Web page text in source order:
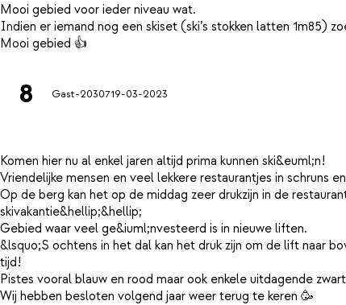
Mooi gebied voor ieder niveau wat.
Indien er iemand nog een skiset (ski’s stokken latten 1m85)
8 Gast-2030719-03-2023
Komen hier nu al enkel jaren altijd prima kunnen ski&euml;n!
Vriendelijke mensen en veel lekkere restaurantjes in schruns
Op de berg kan het op de middag zeer drukzijn in de
skivakantie&hellip;&hellip;
Gebied waar veel ge&iuml;nvesteerd is in nieuwe liften.
&lsquo;S ochtens in het dal kan het druk zijn om de lift naar
tijd!
Pistes vooral blauw en rood maar ook enkele uitdagende
Wij hebben besloten volgend jaar weer terug te keren 🥳